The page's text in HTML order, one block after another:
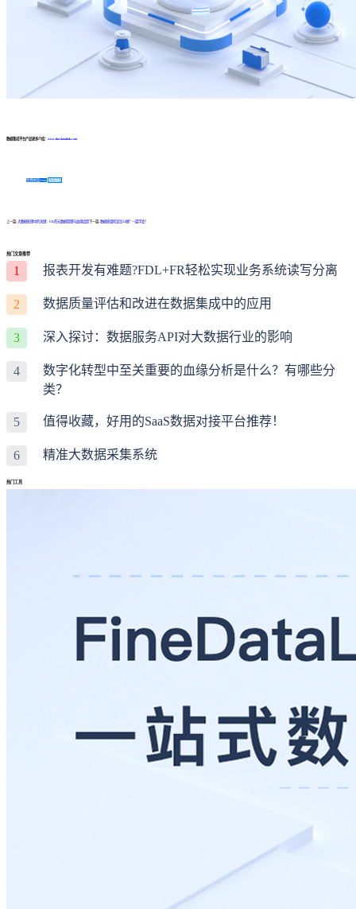
数据集成平台产品更多介绍： www.finedatalink.com
免费体验Demo 咨询方案
上一篇: 大数据处理中的关键：ETL的元数据管理与血缘追踪下一篇: 数据质量检查怎么做？一篇学会！
热门文章推荐
1 报表开发有难题?FDL+FR轻松实现业务系统读写分离
2 数据质量评估和改进在数据集成中的应用
3 深入探讨：数据服务API对大数据行业的影响
4
数字化转型中至关重要的血缘分析是什么？有哪些分
类？
5 值得收藏，好用的SaaS数据对接平台推荐！
6 精准大数据采集系统
热门工具